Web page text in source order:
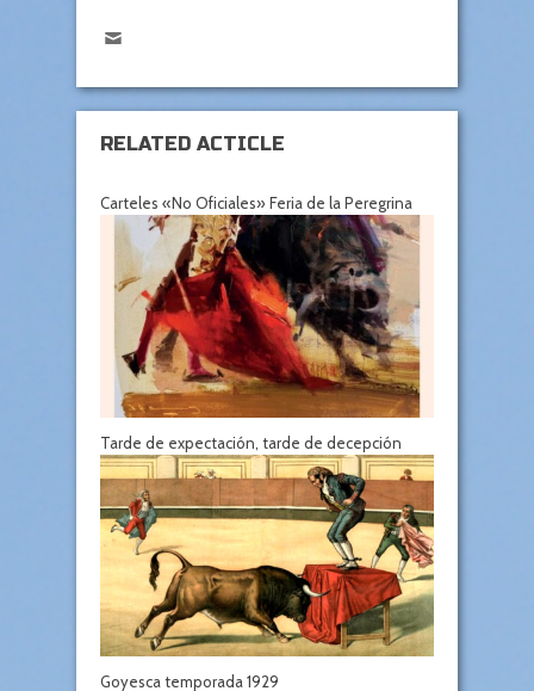
RELATED ACTICLE
Carteles «No Oficiales» Feria de la Peregrina
Tarde de expectación, tarde de decepción
Goyesca temporada 1929